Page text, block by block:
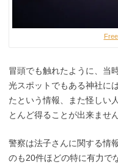
冒頭でも触れたように、当
光スポットでもある神社に
たという情報、また怪しい
とんど得ることが出来ませ
警察は法子さんに関する情
のも20件ほどの特に有力で